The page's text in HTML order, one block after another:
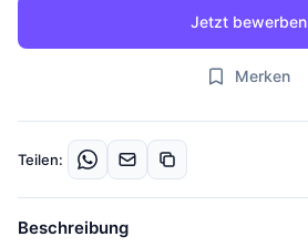
Jetzt bewerben
Merken
Teilen:
Beschreibung